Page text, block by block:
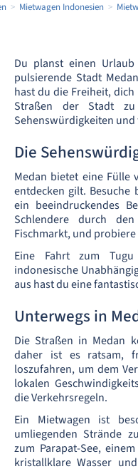
Mietwagen Indonesien
Du planst einen
pulsierende Stadt
hast du die Freiheit,
Straßen der Stadt
Sehenswürdigkeiten
Die
Medan bietet eine Fülle
entdecken gilt. Besuche
ein beeindruckendes
Schlendere durch
Fischmarkt, und
Eine Fahrt zum
indonesische
aus hast du eine
Unterwegs in
Die Straßen in Medan
daher ist es ratsam,
loszufahren, um dem
lokalen
die Verkehrsregeln.
Ein Mietwagen ist
umliegenden Strände
zum Parapat-See,
kristallklare Wasser